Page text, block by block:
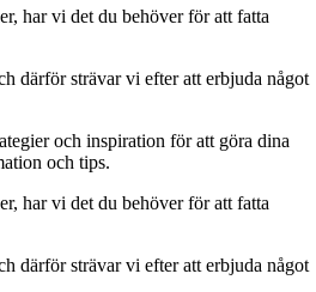
har vi det du behöver för att fatta
därför strävar vi efter att erbjuda något
och inspiration för att göra dina
och tips.
har vi det du behöver för att fatta
därför strävar vi efter att erbjuda något